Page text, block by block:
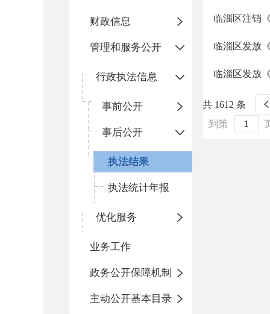
财政信息
管理和服务公开
行政执法信息
事前公开
事后公开
执法结果
执法统计年报
优化服务
业务工作
政务公开保障机制
主动公开基本目录
临淄区注销
临淄区发放
临淄区发放
共 1612 条
到第